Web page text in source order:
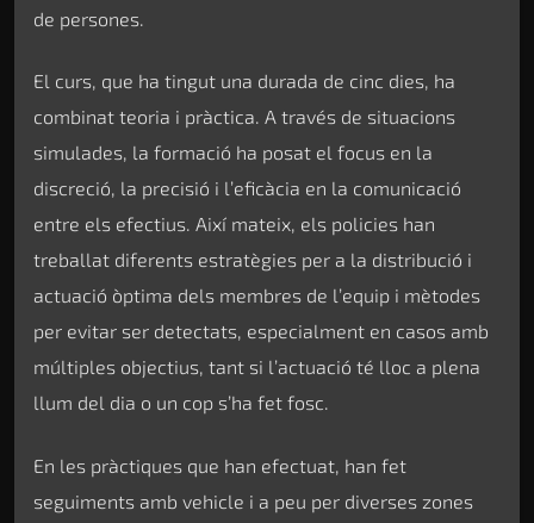
de persones.
El curs, que ha tingut una durada de cinc dies, ha
combinat teoria i pràctica. A través de situacions
simulades, la formació ha posat el focus en la
discreció, la precisió i l’eficàcia en la comunicació
entre els efectius. Així mateix, els policies han
treballat diferents estratègies per a la distribució i
actuació òptima dels membres de l’equip i mètodes
per evitar ser detectats, especialment en casos amb
múltiples objectius, tant si l’actuació té lloc a plena
llum del dia o un cop s’ha fet fosc.
En les pràctiques que han efectuat, han fet
seguiments amb vehicle i a peu per diverses zones